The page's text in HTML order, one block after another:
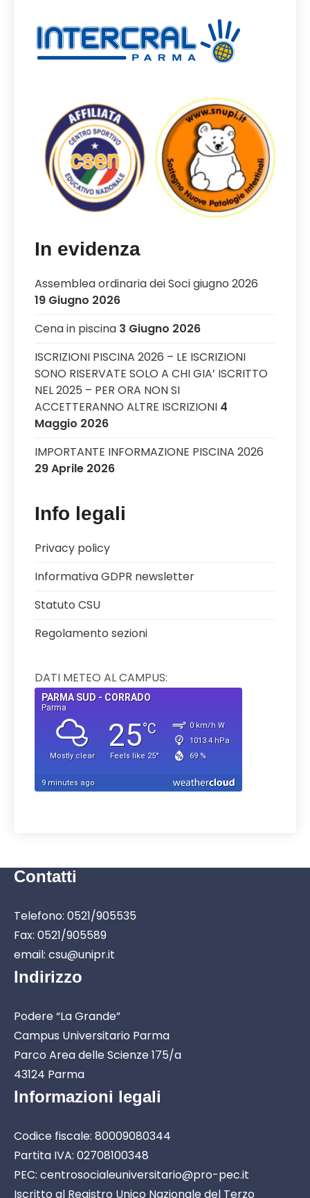
In evidenza
Assemblea ordinaria dei Soci giugno 2026
19 Giugno 2026
Cena in piscina 3 Giugno 2026
ISCRIZIONI PISCINA 2026 – LE ISCRIZIONI
SONO RISERVATE SOLO A CHI GIA’ ISCRITTO
NEL 2025 – PER ORA NON SI
ACCETTERANNO ALTRE ISCRIZIONI 4
Maggio 2026
IMPORTANTE INFORMAZIONE PISCINA 2026
29 Aprile 2026
Info legali
Privacy policy
Informativa GDPR newsletter
Statuto CSU
Regolamento sezioni
DATI METEO AL CAMPUS:
Contatti
Telefono: 0521/905535
Fax: 0521/905589
email: csu@unipr.it
Indirizzo
Podere “La Grande”
Campus Universitario Parma
Parco Area delle Scienze 175/a
43124 Parma
Informazioni legali
Codice fiscale: 80009080344
Partita IVA: 02708100348
PEC: centrosocialeuniversitario@pro-pec.it
Iscritto al Registro Unico Nazionale del Terzo